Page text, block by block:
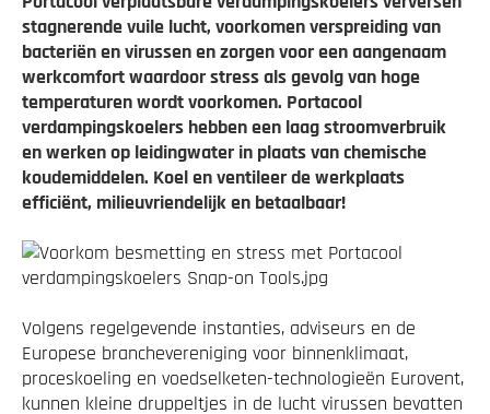
stagnerende vuile lucht, voorkomen verspreiding van
bacteriën en virussen en zorgen voor een aangenaam
werkcomfort waardoor stress als gevolg van hoge
temperaturen wordt voorkomen. Portacool
verdampingskoelers hebben een laag stroomverbruik
en werken op leidingwater in plaats van chemische
koudemiddelen. Koel en ventileer de werkplaats
efficiënt, milieuvriendelijk en betaalbaar!
Volgens regelgevende instanties, adviseurs en de
Europese branchevereniging voor binnenklimaat,
proceskoeling en voedselketen-technologieën Eurovent,
kunnen kleine druppeltjes in de lucht virussen bevatten